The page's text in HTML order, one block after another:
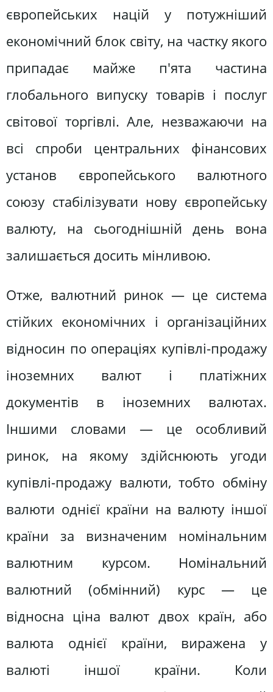
європейських націй у потужніший
економічний блок світу, на частку якого
припадає майже п'ята частина
глобального випуску товарів і послуг
світової торгівлі. Але, незважаючи на
всі спроби центральних фінансових
установ європейського валютного
союзу стабілізувати нову європейську
валюту, на сьогоднішній день вона
залишається досить мінливою.
Отже, валютний ринок — це система
стійких економічних і організаційних
відносин по операціях купівлі-продажу
іноземних валют і платіжних
документів в іноземних валютах.
Іншими словами — це особливий
ринок, на якому здійснюють угоди
купівлі-продажу валюти, тобто обміну
валюти однієї країни на валюту іншої
країни за визначеним номінальним
валютним курсом. Номінальний
валютний (обмінний) курс — це
відносна ціна валют двох країн, або
валюта однієї країни, виражена у
валюті іншої країни. Коли